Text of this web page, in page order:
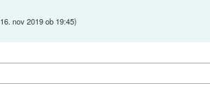
16. nov 2019 ob 19:45)